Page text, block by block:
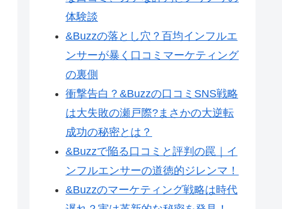
体験談
&Buzzの落とし穴？百均インフルエ
ンサーが暴く口コミマーケティング
の裏側
衝撃告白？&Buzzの口コミSNS戦略
は大失敗の瀬戸際?まさかの大逆転
成功の秘密とは？
&Buzzで陥る口コミと評判の罠｜イ
ンフルエンサーの道徳的ジレンマ！
&Buzzのマーケティング戦略は時代